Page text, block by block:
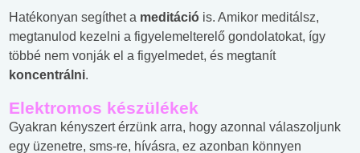
Hatékonyan segíthet a meditáció is. Amikor meditálsz,
megtanulod kezelni a figyelemelterelő gondolatokat, így
többé nem vonják el a figyelmedet, és megtanít
koncentrálni.
Elektromos készülékek
Gyakran kényszert érzünk arra, hogy azonnal válaszoljunk
egy üzenetre, sms-re, hívásra, ez azonban könnyen